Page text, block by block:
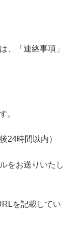
、「連絡事項」
。
24時間以内）
をお送りいたし
を記載してい